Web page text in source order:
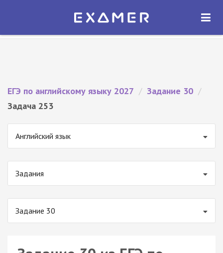
Экзамер — ЕГЭ 2027
ОТКРЫТЬ
ЕГЭ по английскому языку 2027 / Задание 30 /
Задача 253
Английский язык
Задания
Задание 30